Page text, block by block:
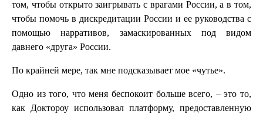
том, чтобы открыто заигрывать с врагами России, а в том,
чтобы помочь в дискредитации России и ее руководства с
помощью нарративов, замаскированных под видом
давнего «друга» России.
По крайней мере, так мне подсказывает мое «чутье».
Одно из того, что меня беспокоит больше всего, – это то,
как Доктороу использовал платформу, предоставленную